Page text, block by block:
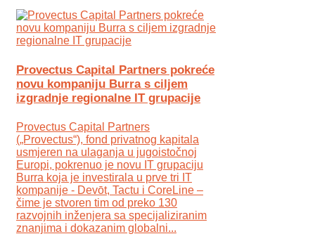
Provectus Capital Partners pokreće
novu kompaniju Burra s ciljem
izgradnje regionalne IT grupacije
Provectus Capital Partners
(„Provectus“), fond privatnog kapitala
usmjeren na ulaganja u jugoistočnoj
Europi, pokrenuo je novu IT grupaciju
Burra koja je investirala u prve tri IT
kompanije - Devōt, Tactu i CoreLine –
čime je stvoren tim od preko 130
razvojnih inženjera sa specijaliziranim
znanjima i dokazanim globalni...